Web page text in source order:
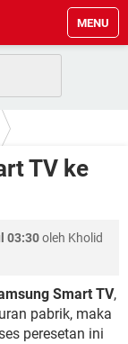
MENU
CALL
OF CLANS
TV ke
03:30oleh Kholid
Smart TV,
pabrik, maka
peresetan ini